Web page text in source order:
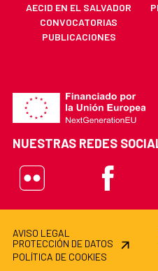
AECID EN EL SALVADOR
CONVOCATORIAS
PUBLICACIONES
NUESTRAS REDES
Flickr
Facebook
AVISO LEGAL
PROTECCIÓN DE DATOS
POLÍTICA DE COOKIES